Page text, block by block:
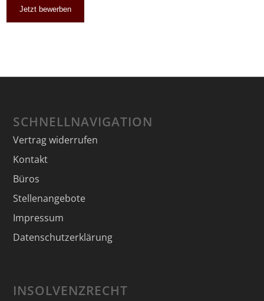
SCHNELLNAVIGATION
Vertrag widerrufen
Kontakt
Büros
Stellenangebote
Impressum
Datenschutzerklärung
INSOLVENZRECHT